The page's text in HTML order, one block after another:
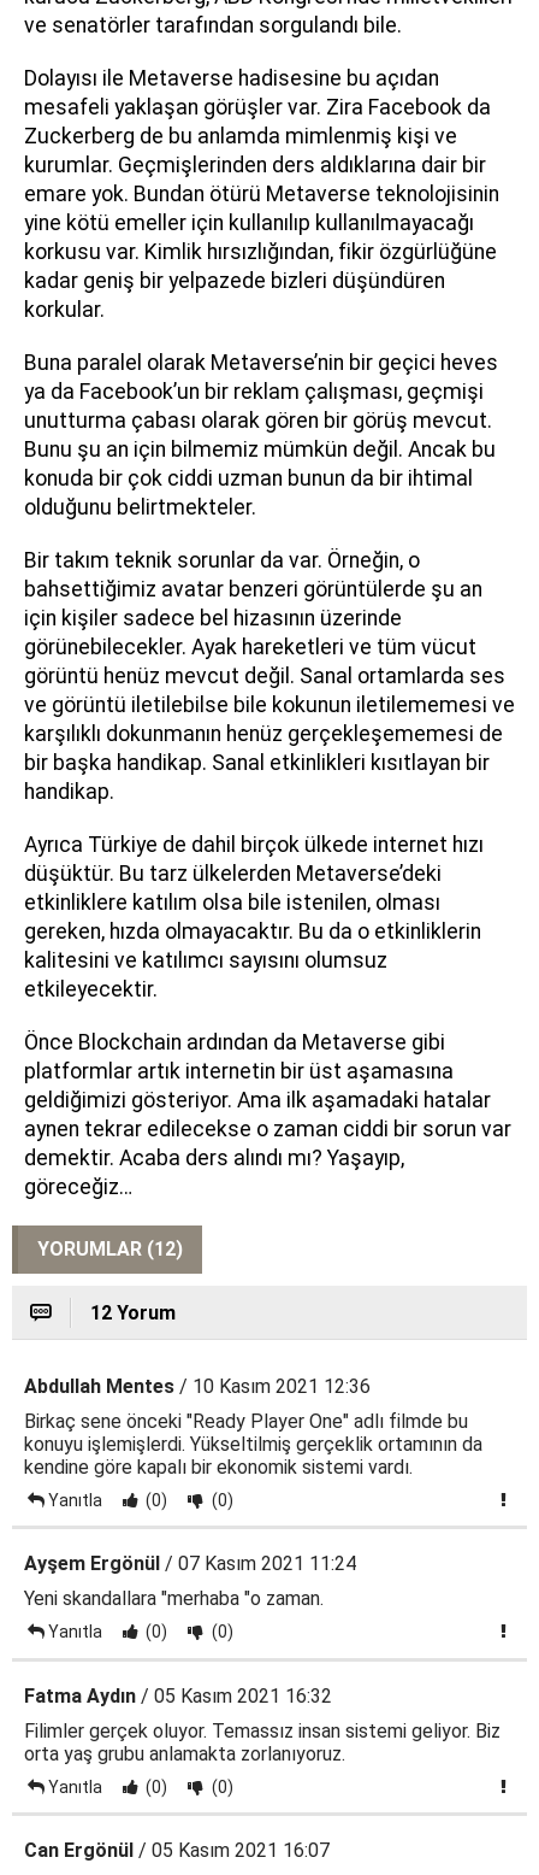
ve senatörler tarafından sorgulandı bile.
Dolayısı ile Metaverse hadisesine bu açıdan
mesafeli yaklaşan görüşler var. Zira Facebook da
Zuckerberg de bu anlamda mimlenmiş kişi ve
kurumlar. Geçmişlerinden ders aldıklarına dair bir
emare yok. Bundan ötürü Metaverse teknolojisinin
yine kötü emeller için kullanılıp kullanılmayacağı
korkusu var. Kimlik hırsızlığından, fikir özgürlüğüne
kadar geniş bir yelpazede bizleri düşündüren
korkular.
Buna paralel olarak Metaverse’nin bir geçici heves
ya da Facebook’un bir reklam çalışması, geçmişi
unutturma çabası olarak gören bir görüş mevcut.
Bunu şu an için bilmemiz mümkün değil. Ancak bu
konuda bir çok ciddi uzman bunun da bir ihtimal
olduğunu belirtmekteler.
Bir takım teknik sorunlar da var. Örneğin, o
bahsettiğimiz avatar benzeri görüntülerde şu an
için kişiler sadece bel hizasının üzerinde
görünebilecekler. Ayak hareketleri ve tüm vücut
görüntü henüz mevcut değil. Sanal ortamlarda ses
ve görüntü iletilebilse bile kokunun iletilememesi ve
karşılıklı dokunmanın henüz gerçekleşememesi de
bir başka handikap. Sanal etkinlikleri kısıtlayan bir
handikap.
Ayrıca Türkiye de dahil birçok ülkede internet hızı
düşüktür. Bu tarz ülkelerden Metaverse’deki
etkinliklere katılım olsa bile istenilen, olması
gereken, hızda olmayacaktır. Bu da o etkinliklerin
kalitesini ve katılımcı sayısını olumsuz
etkileyecektir.
Önce Blockchain ardından da Metaverse gibi
platformlar artık internetin bir üst aşamasına
geldiğimizi gösteriyor. Ama ilk aşamadaki hatalar
aynen tekrar edilecekse o zaman ciddi bir sorun var
demektir. Acaba ders alındı mı? Yaşayıp,
göreceğiz…
YORUMLAR (12)
12 Yorum
Abdullah Mentes / 10 Kasım 2021 12:36
Birkaç sene önceki "Ready Player One" adlı filmde bu
konuyu işlemişlerdi. Yükseltilmiş gerçeklik ortamının da
kendine göre kapalı bir ekonomik sistemi vardı.
Yanıtla (0) (0)
Ayşem Ergönül / 07 Kasım 2021 11:24
Yeni skandallara "merhaba "o zaman.
Yanıtla (0) (0)
Fatma Aydın / 05 Kasım 2021 16:32
Filimler gerçek oluyor. Temassız insan sistemi geliyor. Biz
orta yaş grubu anlamakta zorlanıyoruz.
Yanıtla (0) (0)
Can Ergönül / 05 Kasım 2021 16:07